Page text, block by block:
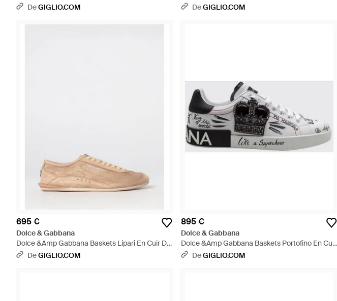
Veau Suédé Avec Logo Imprimé - Violet
DeGIGLIO.COM
Bicolores En Cuir De Veau Avec Logo - Blanc
DeGIGLIO.COM
695 €
Dolce & Gabbana
Dolce &Amp Gabbana Baskets Lipari En Cuir De
Veau Suédé Avec Logo Imprimé - Neutre
DeGIGLIO.COM
895 €
Dolce & Gabbana
Dolce &Amp Gabbana Baskets Portofino En Cuir
De Veau Avec Patchs Et Strass - Blanc
DeGIGLIO.COM